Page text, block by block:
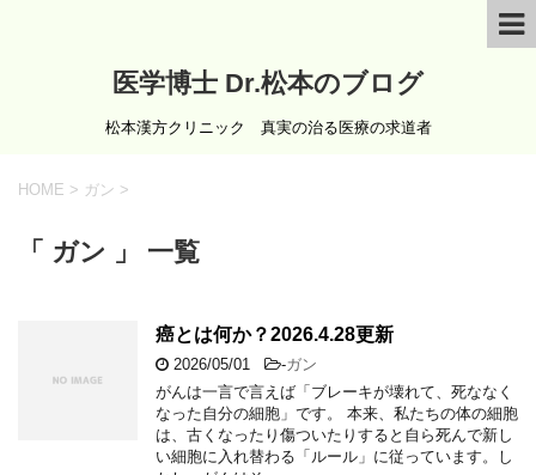
医学博士 Dr.松本のブログ
松本漢方クリニック 真実の治る医療の求道者
HOME > ガン >
「 ガン 」 一覧
癌とは何か？2026.4.28更新
2026/05/01 -ガン
がんは一言で言えば「ブレーキが壊れて、死ななく
なった自分の細胞」です。 本来、私たちの体の細胞
は、古くなったり傷ついたりすると自ら死んで新し
い細胞に入れ替わる「ルール」に従っています。し